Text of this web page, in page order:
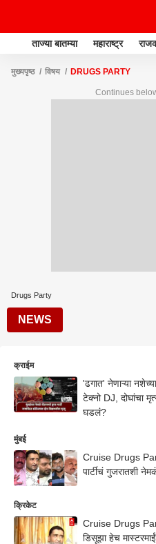
ताज्या बातम्या महाराष्ट्र
मुख्यपृष्ठ विषय DRUGS PARTY
Continues
Drugs Party
NEWS
क्राईम
'ढगात' नेणाऱ्या
टेक्नो DJ, दोघांचा
घडलं?
मुंबई
Cruise Drugs
पार्टीचं गुजरातशी
क्रिकेट
Cruise Drugs
डिसूझा हेच